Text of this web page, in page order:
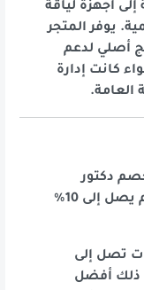
أجهزة لياقة
عالمية. يوفر المتجر
تضم أكثر من 7000 منتج أصلي لدعم
كانت إدارة
دكتور
نيوترشن (M27) لتحصل على خصم يصل إلى 10%
تصل إلى
ذلك أفضل